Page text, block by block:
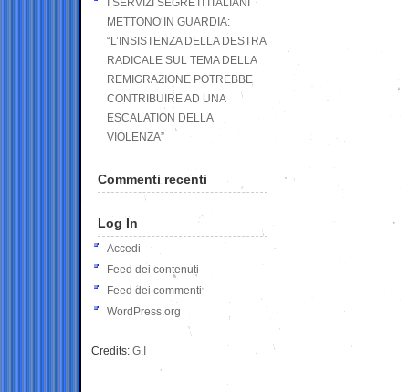
I SERVIZI SEGRETI ITALIANI
METTONO IN GUARDIA:
“L’INSISTENZA DELLA DESTRA
RADICALE SUL TEMA DELLA
REMIGRAZIONE POTREBBE
CONTRIBUIRE AD UNA
ESCALATION DELLA
VIOLENZA”
Commenti recenti
Log In
Accedi
Feed dei contenuti
Feed dei commenti
WordPress.org
Credits: G.I